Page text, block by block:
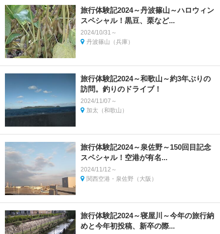
旅行体験記2024～丹波篠山～ハロウィン
スペシャル！黒豆、栗など...
2024/10/31～
丹波篠山（兵庫）
旅行体験記2024～和歌山～約3年ぶりの
訪問。釣りのドライブ！
2024/11/07～
加太（和歌山）
旅行体験記2024～泉佐野～150回目記念
スペシャル！空港が有名...
2024/11/12～
関西空港・泉佐野（大阪）
旅行体験記2024～寝屋川～今年の旅行納
めと今年初投稿、新卒の際...